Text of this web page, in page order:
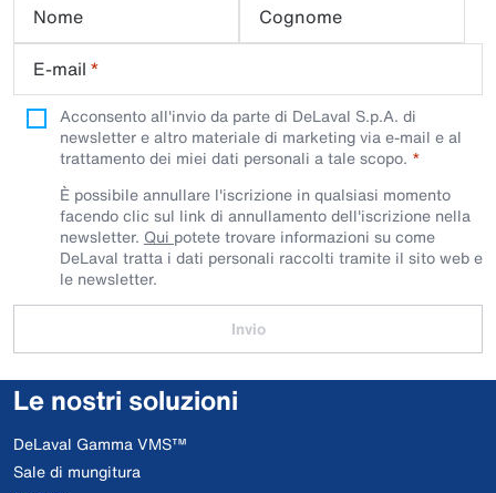
Nome
Cognome
E-mail *
Acconsento all'invio da parte di DeLaval S.p.A. di
newsletter e altro materiale di marketing via e-mail e al
trattamento dei miei dati personali a tale scopo.
È possibile annullare l'iscrizione in qualsiasi momento
facendo clic sul link di annullamento dell'iscrizione nella
newsletter. Qui potete trovare informazioni su come
DeLaval tratta i dati personali raccolti tramite il sito web e
le newsletter.
Invio
Le nostri soluzioni
DeLaval Gamma VMS™
Sale di mungitura